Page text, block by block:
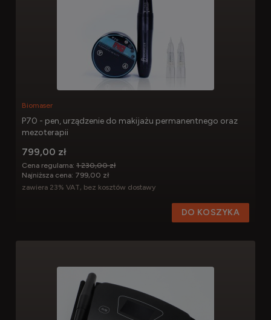
P70 - pen, urządzenie do makijażu permanentnego oraz
mezoterapii
Biomaser
799,00 zł
zawiera 23% VAT, bez kosztów dostawy
Cena regularna: 1 230,00 zł
Najniższa cena: 799,00 zł
DO KOSZYKA